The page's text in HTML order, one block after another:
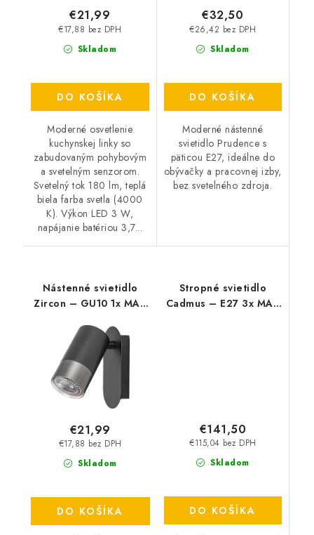
Skladom
€17,88 bez DPH
€21,99
DO KOŠÍKA
Moderné osvetlenie
kuchynskej linky so
zabudovaným pohybovým
a svetelným senzorom.
Svetelný tok 180 lm, teplá
biela farba svetla (4000
K). Výkon LED 3 W,
napájanie batériou 3,7...
Skladom
€26,42 bez DPH
€32,50
DO KOŠÍKA
Moderné nástenné
svietidlo Prudence s
päticou E27, ideálne do
obývačky a pracovnej izby,
bez svetelného zdroja.
Nástenné svietidlo
Zircon – GU10 1x MAX
Skladom
€17,88 bez DPH
€21,99
DO KOŠÍKA
Stropné svietidlo
Cadmus – E27 3x MAX
Skladom
€115,04 bez DPH
€141,50
DO KOŠÍKA